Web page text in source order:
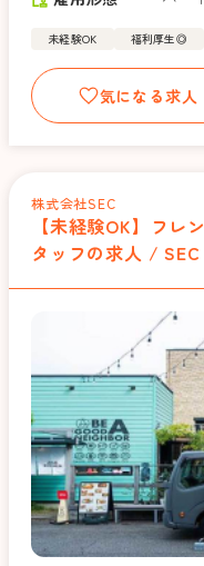
未経験OK 福利厚生◎
気になる求人
株式会社SEC
【未経験OK】フレ
タッフの求人 / SEC